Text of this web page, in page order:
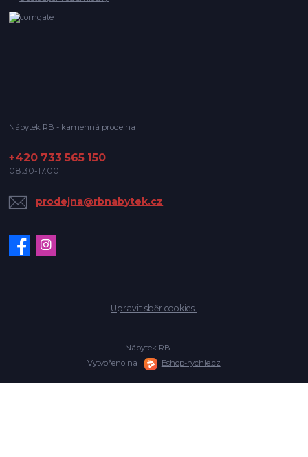
Nábytek RB - kamenná prodejna
+420 733 565 150
08.30-17.00
prodejna@rbnabytek.cz
Upravit sběr cookies.
Nábytek RB
Vytvořeno na
Eshop-rychle.cz